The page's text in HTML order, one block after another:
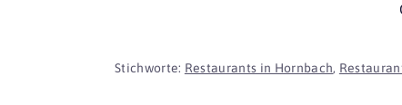
Stichworte: Restaurants in Hornbach,